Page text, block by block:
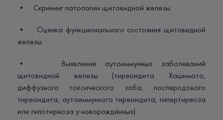
• Скрининг патологии щитовидной железы.
• Оценка функционального состояния щитовидной
железы.
• Выявления аутоиммунных заболеваний
щитовидной железы (тиреоидита Хашимото,
диффузного токсического зоба, послеродового
тиреоидита, аутоиммунного тиреоидита, гипертиреоза
или гипотиреоза у новорождённых).